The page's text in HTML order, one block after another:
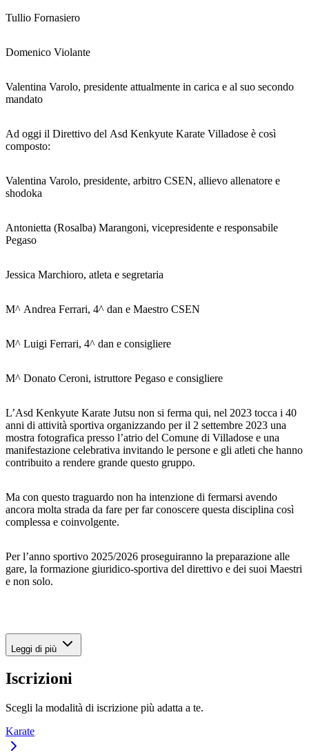
Tullio Fornasiero
Domenico Violante
Valentina Varolo, presidente attualmente in carica e al suo secondo
mandato
Ad oggi il Direttivo del Asd Kenkyute Karate Villadose è così
composto:
Valentina Varolo, presidente, arbitro CSEN, allievo allenatore e
shodoka
Antonietta (Rosalba) Marangoni, vicepresidente e responsabile
Pegaso
Jessica Marchioro, atleta e segretaria
M^ Andrea Ferrari, 4^ dan e Maestro CSEN
M^ Luigi Ferrari, 4^ dan e consigliere
M^ Donato Ceroni, istruttore Pegaso e consigliere
L’Asd Kenkyute Karate Jutsu non si ferma qui, nel 2023 tocca i 40
anni di attività sportiva organizzando per il 2 settembre 2023 una
mostra fotografica presso l’atrio del Comune di Villadose e una
manifestazione celebrativa invitando le persone e gli atleti che hanno
contribuito a rendere grande questo gruppo.
Ma con questo traguardo non ha intenzione di fermarsi avendo
ancora molta strada da fare per far conoscere questa disciplina così
complessa e coinvolgente.
Per l’anno sportivo 2025/2026 proseguiranno la preparazione alle
gare, la formazione giuridico-sportiva del direttivo e dei suoi Maestri
e non solo.
Leggi di più
Iscrizioni
Scegli la modalità di iscrizione più adatta a te.
Karate